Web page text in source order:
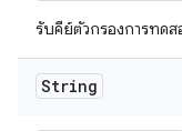
รับคีย์ตัวกรองการทดส
String